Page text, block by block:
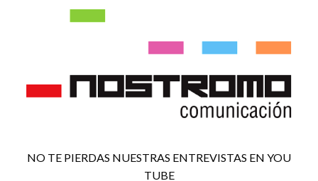
NO TE PIERDAS NUESTRAS ENTREVISTAS EN YOU
TUBE